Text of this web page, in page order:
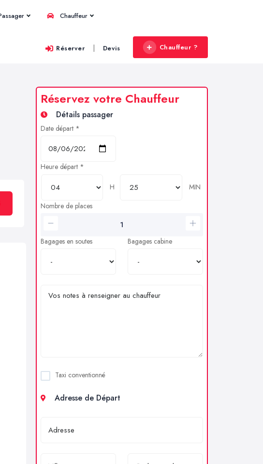
Chauffeur
Réserver | Devis Chauffeur ?
Réservez votre Chauffeur
Détails passager
Date départ *
Heure départ *
H
MIN
Nombre de places
Bagages en soutes Bagages cabine
Taxi conventionné
Adresse de Départ